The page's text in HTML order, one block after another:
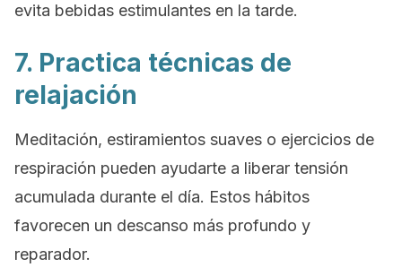
evita bebidas estimulantes en la tarde.
7. Practica técnicas de
relajación
Meditación, estiramientos suaves o ejercicios de
respiración pueden ayudarte a liberar tensión
acumulada durante el día. Estos hábitos
favorecen un descanso más profundo y
reparador.